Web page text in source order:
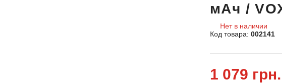
мАч /
Нет в наличии
Код товара: 002141
1 079 грн.